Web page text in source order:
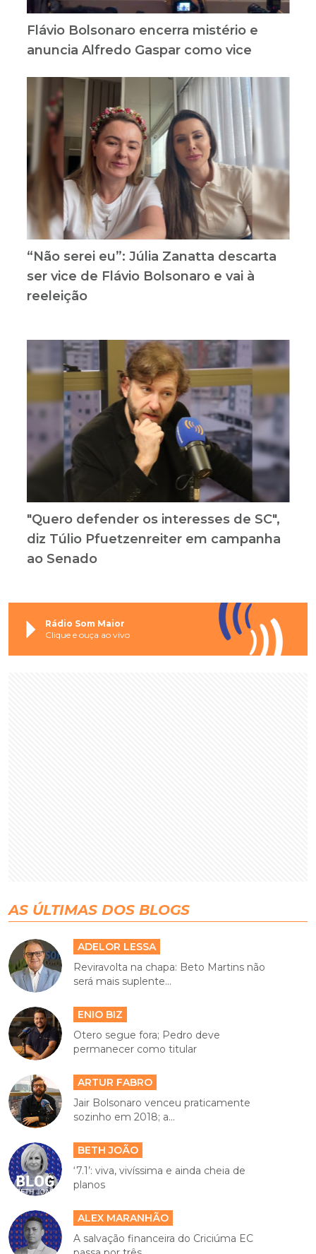
Flávio Bolsonaro encerra mistério e
anuncia Alfredo Gaspar como vice
“Não serei eu”: Júlia Zanatta descarta
ser vice de Flávio Bolsonaro e vai à
reeleição
"Quero defender os interesses de SC",
diz Túlio Pfuetzenreiter em campanha
ao Senado
Rádio Som Maior
Clique e ouça ao vivo
AS ÚLTIMAS DOS BLOGS
ADELOR LESSA
Reviravolta na chapa: Beto Martins não
será mais suplente...
ENIO BIZ
Otero segue fora; Pedro deve
permanecer como titular
ARTUR FABRO
Jair Bolsonaro venceu praticamente
sozinho em 2018; a...
BETH JOÃO
‘7.1’: viva, vivíssima e ainda cheia de
planos
ALEX MARANHÃO
A salvação financeira do Criciúma EC